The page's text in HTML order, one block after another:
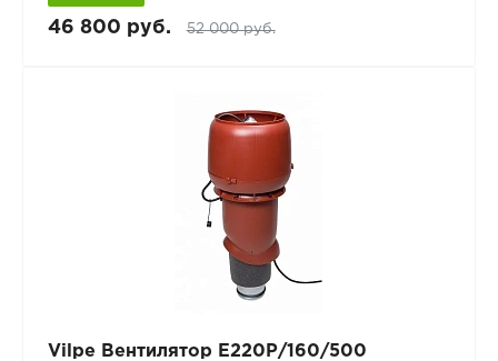
46 800 руб. 52 000 руб.
Vilpe Вентилятор Е220Р/160/500